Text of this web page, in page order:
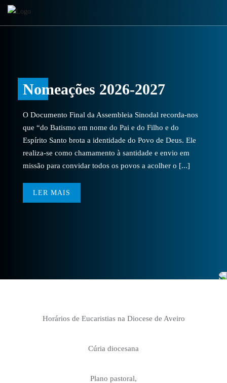
Skip
Nomeações 2026-2027
O Documento Final da Assembleia Sinodal recorda-nos
que “do Batismo em nome do Pai e do Filho e do
Espírito Santo brota a identidade do Povo de Deus. Ele
realiza-se como chamamento à santidade e envio em
missão para convidar todos os povos a acolher o [...]
LER MAIS
Horários de Eucaristias na Diocese de Aveiro
Cúria diocesana
Plano pastoral,